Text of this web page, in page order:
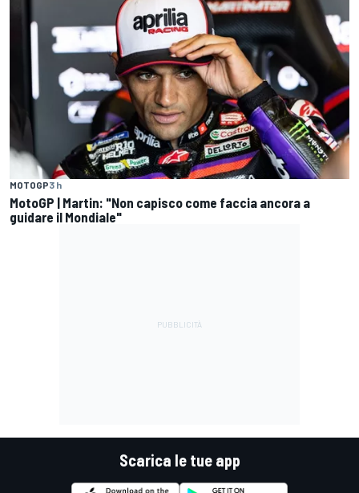
MOTOGP3 h
MotoGP | Martin: "Non capisco come faccia ancora a
guidare il Mondiale"
Scarica le tue app